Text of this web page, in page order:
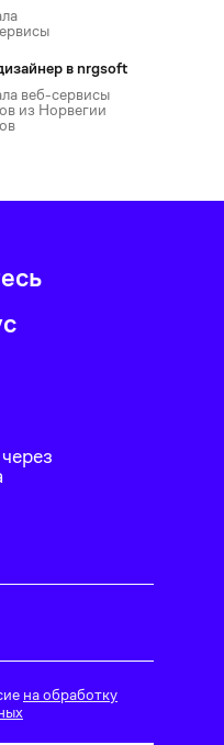
веб-сервисы
из Норвегии
в nrgsoft
на обработку